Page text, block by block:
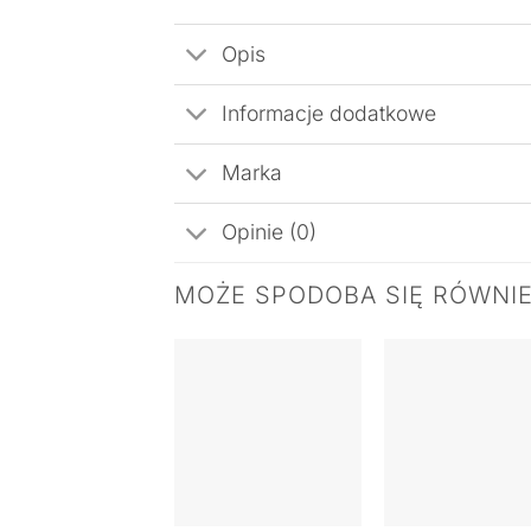
Opis
Informacje dodatkowe
Marka
Opinie (0)
MOŻE SPODOBA SIĘ